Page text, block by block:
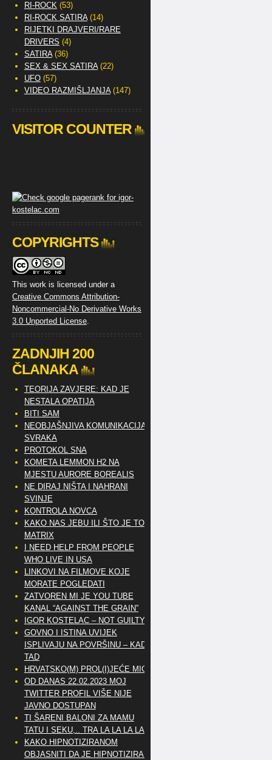
RI-ROCK(53)
RI-ROCK SATIRA(14)
RIJETKI DRAJVERI/RARE
DRIVERS (4)
SATIRA(36)
SEX & SEX SATIRA(22)
UFO(57)
VIDEO RAZMIŠLJANJA(147)
VISITOR COUNTER
COPYRIGHTS
This work is licensed under a
Creative Commons Attribution-
Noncommercial-No Derivative Works
3.0 Unported License.
ZADNJIH 200
ČLANAKA
TEORIJA ZAVJERE: KAD JE
NESTALA OPATIJA
BITI SAM
NEOBJAŠNJIVA KOMUNIKACIJA
SVRAKA
PROTOKOL SNA
KOMETA LEMMON H2 NA
MJESTU AURORE BOREALIS
NE DIRAJ NIŠTA I NAHRANI
SVINJE
KONTROLA NOVCA
KAKO NAS JEBU ILI ŠTO JE TO
MATRIX
I NEED HELP FROM PEOPLE
WHO LIVE IN USA
LINKOVI NA FILMOVE KOJE
MORATE POGLEDATI
ZATVOREN MI JE YOU TUBE
KANAL “AGAINST THE GRAIN”
IGOR KOSTELAC – NOT GUILTY
GOVNO I ISTINA UVIJEK
ISPLIVAJU NA POVRŠINU – KAD
TAD
HRVATSKO(M) PROL(I)JEĆE MIG
OD DANAS 22.02.2023 MOJ
TWITTER PROFIL VIŠE NIJE
JAVNO DOSTUPAN
TI ŠARENI BALONI ZA MAMU
TATU I SEKU,.. TRA LA LA LA LA
KAKO HIPNOTIZIRANOM
OBJASNITI DA JE HIPNOTIZIRAN